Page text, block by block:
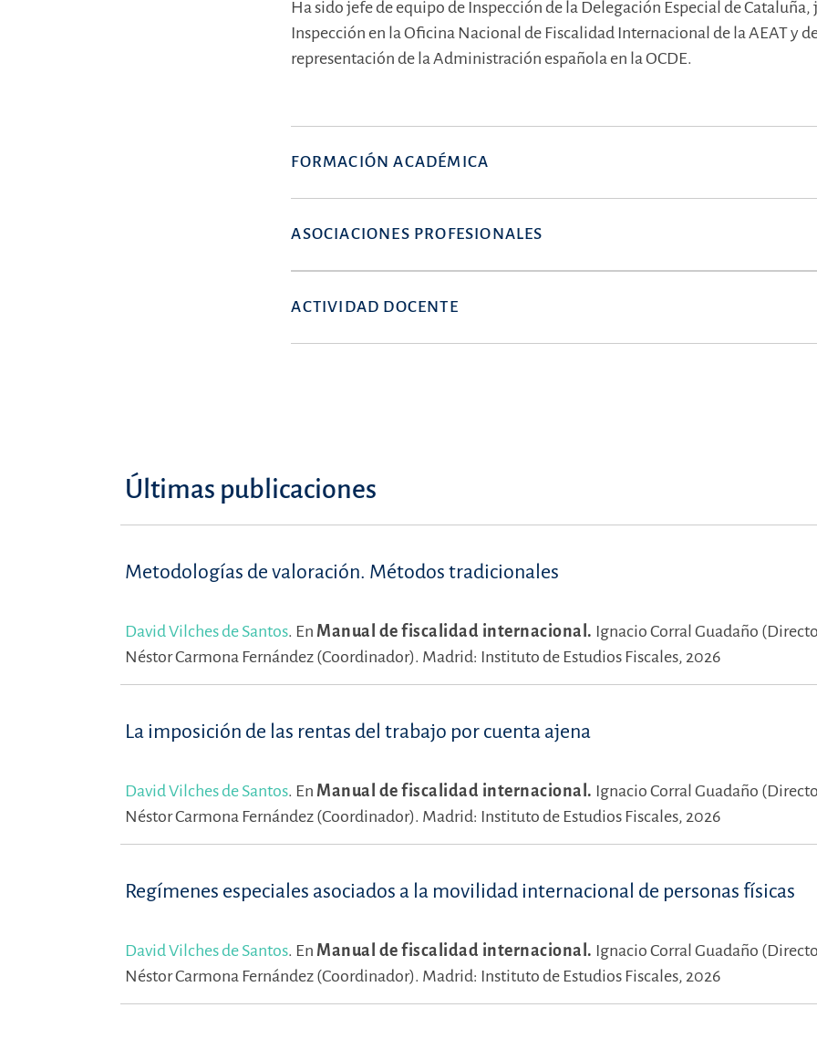
Ha sido jefe de equipo de Inspección de la Delegación Especial de Cataluña,
Inspección en la Oficina Nacional de Fiscalidad Internacional de la AEAT y
representación de la Administración española en la OCDE.
FORMACIÓN ACADÉMICA
ASOCIACIONES PROFESIONALES
ACTIVIDAD DOCENTE
Últimas publicaciones
Metodologías de valoración. Métodos tradicionales
David Vilches de Santos. En Manual de fiscalidad internacional. Ignacio Corral Guadaño
Néstor Carmona Fernández (Coordinador). Madrid: Instituto de Estudios Fiscales, 2026
La imposición de las rentas del trabajo por cuenta ajena
David Vilches de Santos. En Manual de fiscalidad internacional. Ignacio Corral Guadaño
Néstor Carmona Fernández (Coordinador). Madrid: Instituto de Estudios Fiscales, 2026
Regímenes especiales asociados a la movilidad internacional de personas físicas
David Vilches de Santos. En Manual de fiscalidad internacional. Ignacio Corral Guadaño
Néstor Carmona Fernández (Coordinador). Madrid: Instituto de Estudios Fiscales, 2026